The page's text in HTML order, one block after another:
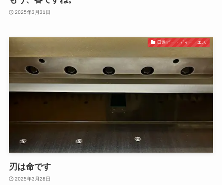
2025年3月31日
日進ピー・ディー・エス
刃は命です
2025年3月28日